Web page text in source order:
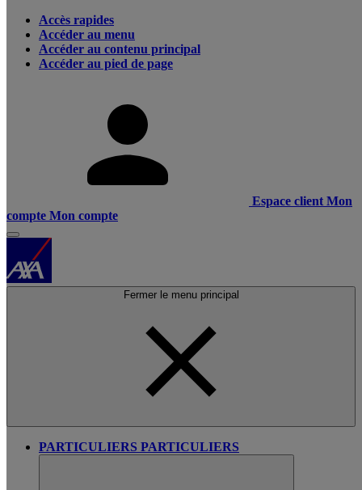
Accès rapides
Accéder au menu
Accéder au contenu principal
Accéder au pied de page
Espace client Mon
compte Mon compte
Fermer le menu principal
PARTICULIERS PARTICULIERS